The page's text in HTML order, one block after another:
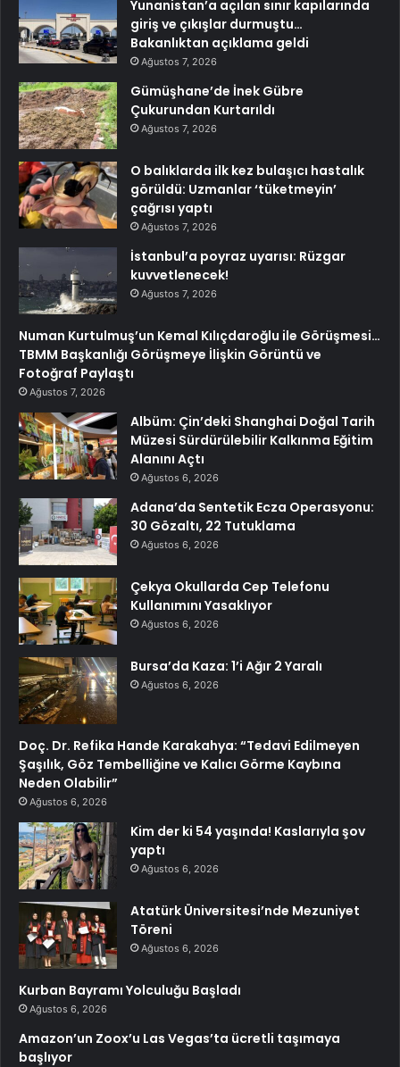
Yunanistan’a açılan sınır kapılarında
giriş ve çıkışlar durmuştu…
Bakanlıktan açıklama geldi
Ağustos 7, 2026
Gümüşhane’de İnek Gübre
Çukurundan Kurtarıldı
Ağustos 7, 2026
O balıklarda ilk kez bulaşıcı hastalık
görüldü: Uzmanlar ‘tüketmeyin’
çağrısı yaptı
Ağustos 7, 2026
İstanbul’a poyraz uyarısı: Rüzgar
kuvvetlenecek!
Ağustos 7, 2026
Numan Kurtulmuş’un Kemal Kılıçdaroğlu ile Görüşmesi…
TBMM Başkanlığı Görüşmeye İlişkin Görüntü ve
Fotoğraf Paylaştı
Ağustos 7, 2026
Albüm: Çin’deki Shanghai Doğal Tarih
Müzesi Sürdürülebilir Kalkınma Eğitim
Alanını Açtı
Ağustos 6, 2026
Adana’da Sentetik Ecza Operasyonu:
30 Gözaltı, 22 Tutuklama
Ağustos 6, 2026
Çekya Okullarda Cep Telefonu
Kullanımını Yasaklıyor
Ağustos 6, 2026
Bursa’da Kaza: 1’i Ağır 2 Yaralı
Ağustos 6, 2026
Doç. Dr. Refika Hande Karakahya: “Tedavi Edilmeyen
Şaşılık, Göz Tembelliğine ve Kalıcı Görme Kaybına
Neden Olabilir”
Ağustos 6, 2026
Kim der ki 54 yaşında! Kaslarıyla şov
yaptı
Ağustos 6, 2026
Atatürk Üniversitesi’nde Mezuniyet
Töreni
Ağustos 6, 2026
Kurban Bayramı Yolculuğu Başladı
Ağustos 6, 2026
Amazon’un Zoox’u Las Vegas’ta ücretli taşımaya
başlıyor